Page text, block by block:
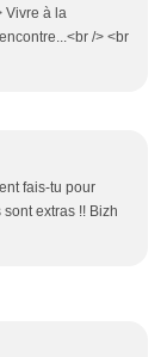
Vivre à la
/> <br
fais-tu pour
extras !! Bizh